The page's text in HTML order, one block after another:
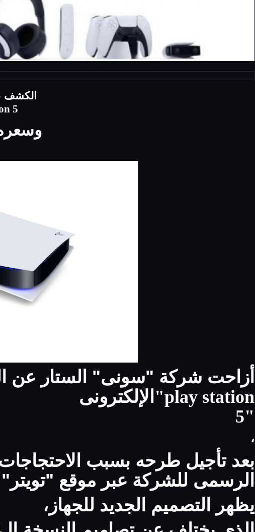
الكشف
5
أزاحت شركة "سونى" الستار عن
الإلكترونى "play station
5"
،
بعد تأجيل طرحه بسبب
الرسمى للشركة عبر موقع
يظهر التصميم الجديد للجهاز،